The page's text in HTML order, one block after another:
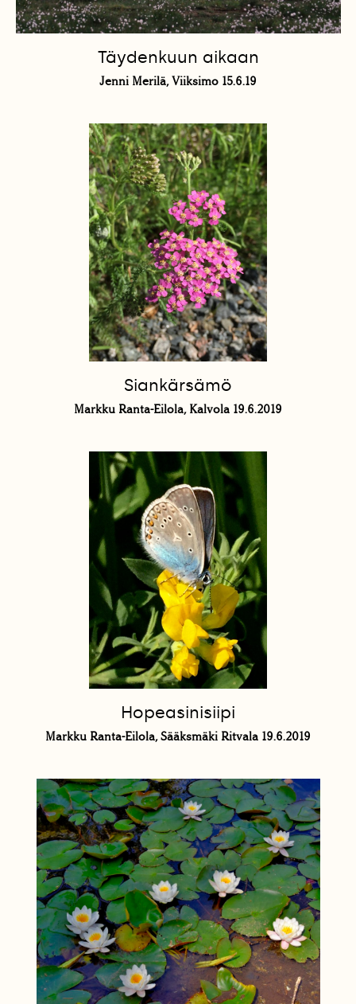
Täydenkuun aikaan
Jenni Merilä, Viiksimo 15.6.19
Siankärsämö
Markku Ranta-Eilola, Kalvola 19.6.2019
Hopeasinisiipi
Markku Ranta-Eilola, Sääksmäki Ritvala 19.6.2019